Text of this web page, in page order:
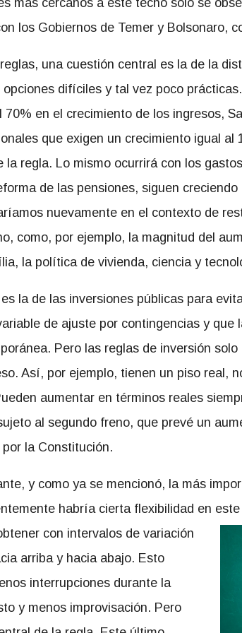
más cercanos a este techo solo se
los Gobiernos de Temer y Bolsonaro,
una cuestión central es la de la
difíciles y tal vez poco
70% en el crecimiento de los ingresos,
que exigen un crecimiento igual al
regla. Lo mismo ocurrirá con los
de las pensiones, siguen
nuevamente en el contexto de
como, por ejemplo, la magnitud del
la política de vivienda, ciencia y
la de las inversiones públicas para
de ajuste por contingencias y que
Pero las reglas de inversión
Así, por ejemplo, tienen un piso real,
aumentar en términos reales
al segundo freno, que prevé un
la Constitución.
y como ya se mencionó, la más
habría cierta flexibilidad en
con intervalos de variación
arriba y hacia abajo. Esto
interrupciones durante la
y menos improvisación. Pero